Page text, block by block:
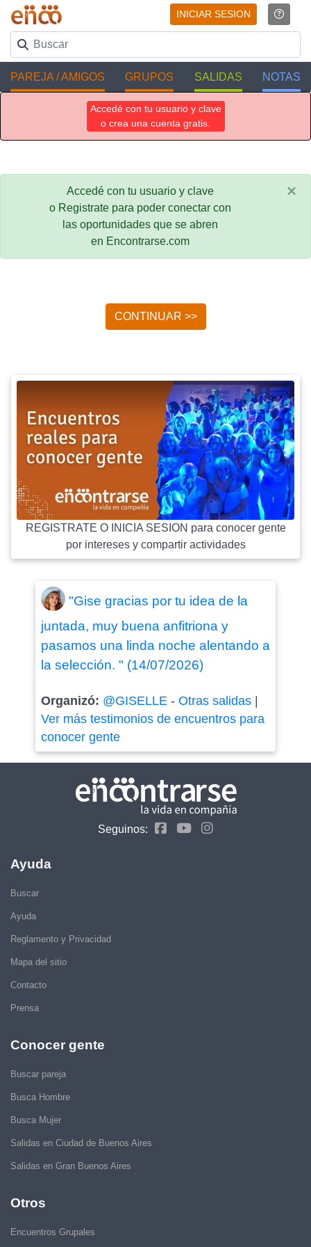
INICIAR SESION
PAREJA / AMIGOS GRUPOS SALIDAS NOTAS
Accedé con tu usuario y clave
o crea una cuenta gratis.
Accedé con tu usuario y clave
o Registrate para poder conectar con
las oportunidades que se abren
en Encontrarse.com
×
CONTINUAR >>
REGISTRATE O INICIA SESION para conocer gente
por intereses y compartir actividades
"Gise gracias por tu idea de la
juntada, muy buena anfitriona y
pasamos una linda noche alentando a
la selección. " (14/07/2026)
Organizó: @GISELLE- Otras salidas|
Ver más testimonios de encuentros para
conocer gente
Seguinos:
Ayuda
Buscar
Ayuda
Reglamento y Privacidad
Mapa del sitio
Contacto
Prensa
Conocer gente
Buscar pareja
Busca Hombre
Busca Mujer
Salidas en Ciudad de Buenos Aires
Salidas en Gran Buenos Aires
Otros
Encuentros Grupales